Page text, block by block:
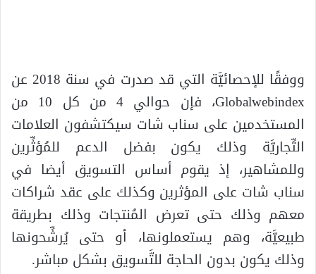
ووفقًا للإحصائيَّة التي قد صدرت في سنة 2018 عن
Globalwebindex، فإن حوالي 4 من كل 10 من
المستخدمين على سناب شات سيكتشفون العلامات
التِّجاريَّة وذلك يكون بفضل الدعم للمُؤثِّرين
وللمشاهير، إذ يقوم أساس التسويق أيضا في
سناب شات على المؤثرين وكذلك على عقد شراكات
معهم وذلك حتى تعرض المُنتجات وذلك بطريقة
طبيعيَّة، وهم يستعملونها، أو حتى يُرشِّحونها
وذلك يكون بدون الحاجة للتَّسويق بشكل مباشر.